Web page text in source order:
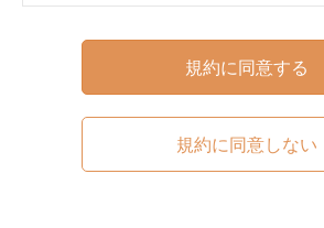
この規約は、株式会社ＢＳ日テレ（
いいます。）が運営する通信販売サ
SHOP」（以下、「本サイト」とい
て提供するサービス（以下、「本サ
この規約は、本サイトへのアクセス
覧、本サービスを通じた商品の購入
規約に同意する
規約に同意しない